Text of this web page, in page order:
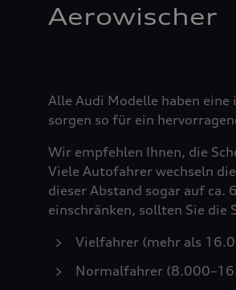
Aerowischer
Alle Audi Modelle haben
sorgen so für ein
Wir empfehlen Ihnen, die
Viele Autofahrer wechseln
dieser Abstand sogar auf ca.
einschränken, sollten Sie die
Vielfahrer (mehr als
Normalfahrer